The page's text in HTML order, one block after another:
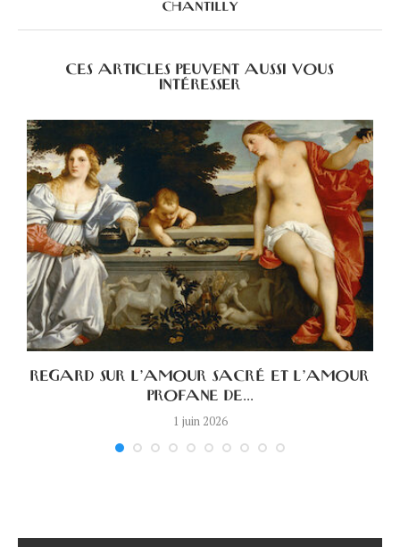
CHANTILLY
CES ARTICLES PEUVENT AUSSI VOUS
INTÉRESSER
REGARD SUR L’AMOUR SACRÉ ET L’AMOUR
PROFANE DE...
1 juin 2026